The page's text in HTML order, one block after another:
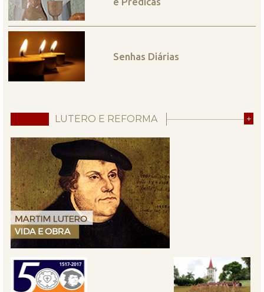
Senhas Diárias
LUTERO E REFORMA +